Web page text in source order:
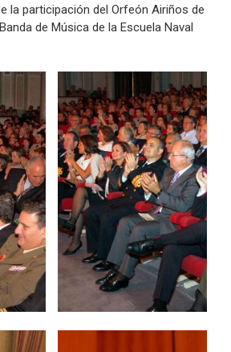
la participación del Orfeón Airiños de
de Música de la Escuela Naval